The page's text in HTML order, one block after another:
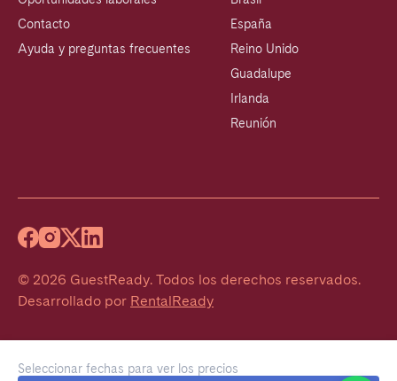
Seleccionar fechas para ver los precios
Contacto
Ayuda y preguntas frecuentes
España
Reino Unido
Guadalupe
Irlanda
Reunión
© 2026 GuestReady. Todos los derechos reservados.
Desarrollado por RentalReady